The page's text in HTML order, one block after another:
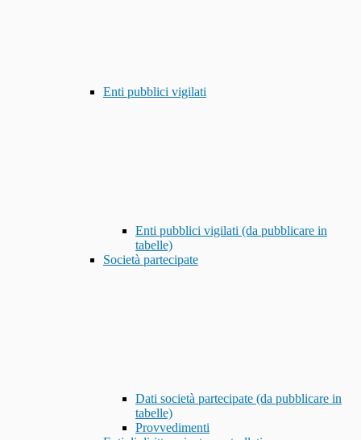
Enti pubblici vigilati
Enti pubblici vigilati (da pubblicare in
tabelle)
Società partecipate
Dati società partecipate (da pubblicare in
tabelle)
Provvedimenti